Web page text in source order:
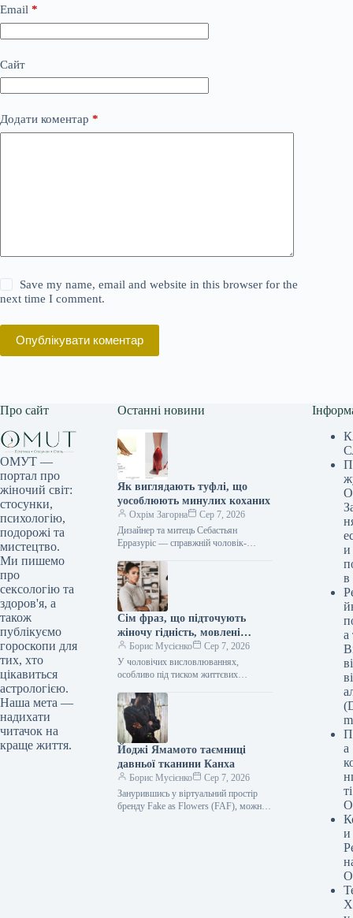
Email *
Сайт
Додати коментар *
Save my name, email and website in this browser for the
next time I comment.
Опублікувати коментар
Про сайт
ОМУТ —
портал про
жіночий світ:
стосунки,
психологію,
подорожі та
мистецтво.
Ми пишемо
про
сексологію та
здоров'я, а
також
публікуємо
гороскопи для
тих, хто
цікавиться
астрологією.
Наша мета —
надихати
читачок на
краще життя.
Останні новини
Як виглядають туфлі, що
уособлюють минулих коханих
Охрім Загорна
Сер 7, 2026
Дизайнер та митець Себастьян
Ерразуріс — справжній чоловік-
Лондоні, навчався у Вашингтоні,
Единбурзі, а…
Сім фраз, що підточують
жіночу гідність, мовлені
байдуже, експерти
стверджують
Борис Мусієнко
Сер 7, 2026
У чоловічих висловлюваннях,
особливо під тиском життєвих
минулого, іноді прослизає грубість. Це
може непомітно підточувати…
Йоджі Ямамото таємниці
давньої тканини Канха
Борис Мусієнко
Сер 7, 2026
Занурившись у віртуальний простір
бренду Fake as Flowers (FAF), можна
и
в
а
а
и